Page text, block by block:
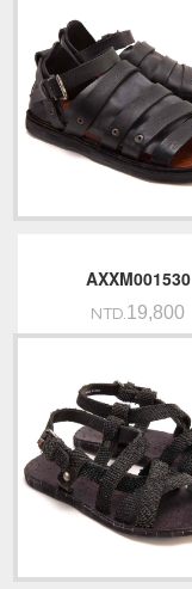
AXXM001530
NTD.19,800